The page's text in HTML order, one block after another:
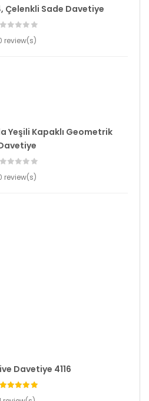
Çelenkli Sade Davetiye
review(s)
Yeşili Kapaklı Geometrik
review(s)
Davetiye 4116